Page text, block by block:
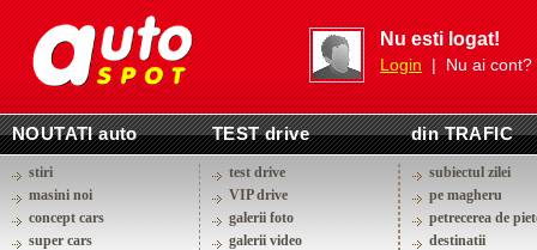
Nu esti logat!
Login| Nu ai cont?
NOUTATI auto TEST drive din TRAFIC
stiri
masini noi
concept cars
super cars
test drive
VIP drive
galerii foto
galerii video
subiectul zilei
pe magheru
petrecerea de
destinatii